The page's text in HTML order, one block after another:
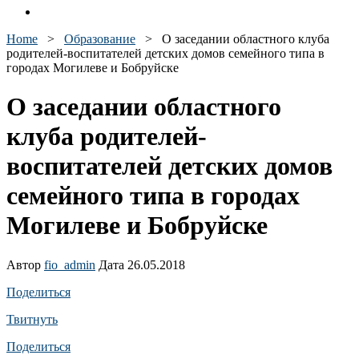
Home > Образование > О заседании областного клуба
родителей-воспитателей детских домов семейного типа в
городах Могилеве и Бобруйске
О заседании областного
клуба родителей-
воспитателей детских домов
семейного типа в городах
Могилеве и Бобруйске
Автор fio_admin Дата 26.05.2018
Поделиться
Твитнуть
Поделиться